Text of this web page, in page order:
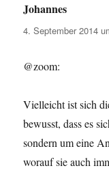
Johannes
4. September 2014
@zoom:
Vielleicht ist sich
bewusst, dass es
sondern um eine
worauf sie auch